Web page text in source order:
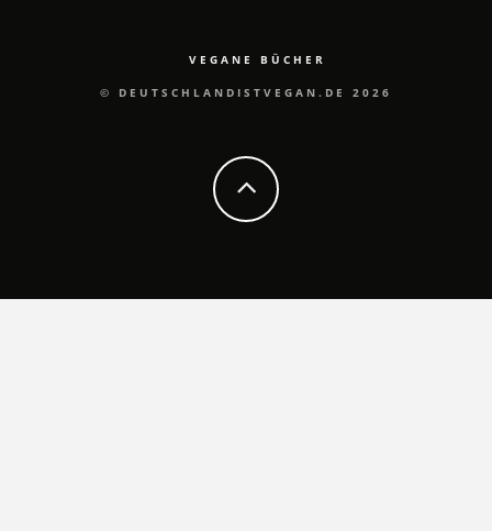
VEGANE BÜCHER
© DEUTSCHLANDISTVEGAN.DE 2026